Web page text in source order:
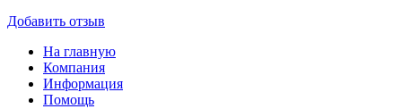
Добавить отзыв
На главную
Компания
Информация
Помощь